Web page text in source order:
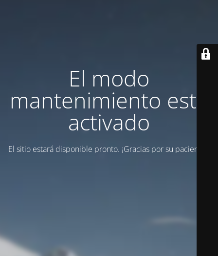
El modo
mantenimiento está
activado
El sitio estará disponible pronto. ¡Gracias por su paciencia!